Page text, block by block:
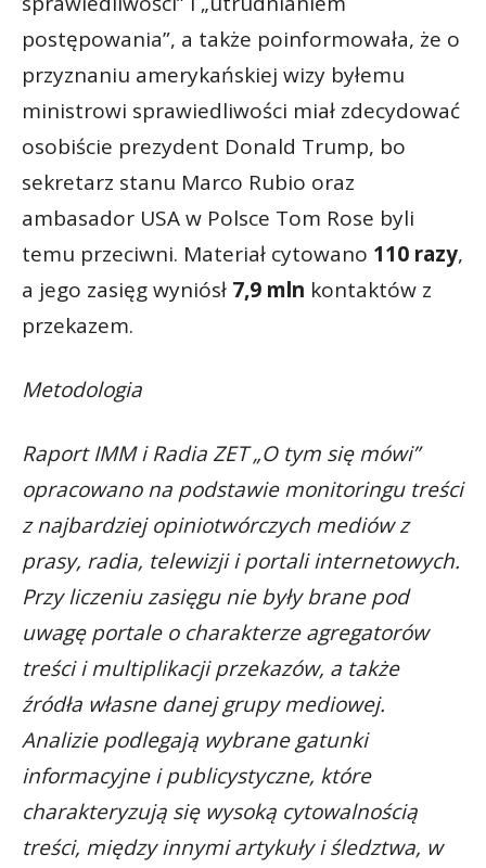
postępowania”, a także poinformowała, że o
przyznaniu amerykańskiej wizy byłemu
ministrowi sprawiedliwości miał zdecydować
osobiście prezydent Donald Trump, bo
sekretarz stanu Marco Rubio oraz
ambasador USA w Polsce Tom Rose byli
temu przeciwni. Materiał cytowano 110 razy,
a jego zasięg wyniósł 7,9 mln kontaktów z
przekazem.
Metodologia
Raport IMM i Radia ZET „O tym się mówi”
opracowano na podstawie monitoringu treści
z najbardziej opiniotwórczych mediów z
prasy, radia, telewizji i portali internetowych.
Przy liczeniu zasięgu nie były brane pod
uwagę portale o charakterze agregatorów
treści i multiplikacji przekazów, a także
źródła własne danej grupy mediowej.
Analizie podlegają wybrane gatunki
informacyjne i publicystyczne, które
charakteryzują się wysoką cytowalnością
treści, między innymi artykuły i śledztwa, w